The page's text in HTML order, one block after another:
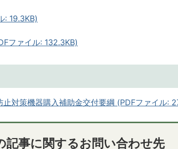
: 19.3KB)
ファイル: 132.3KB)
対策機器購入補助金交付要綱 (PDFファイル:
記事に関するお問い合わせ先